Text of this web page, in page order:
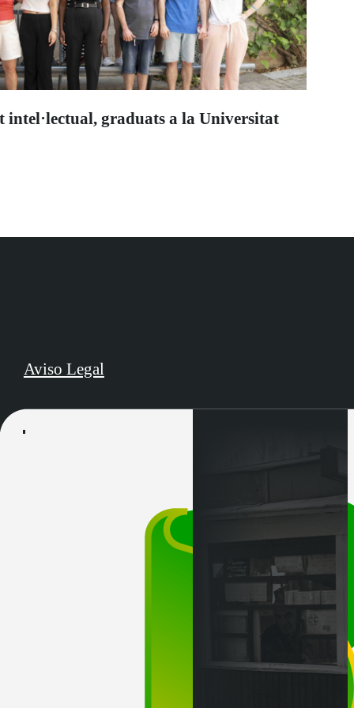
intel·lectual, graduats a la Universitat
Aviso Legal